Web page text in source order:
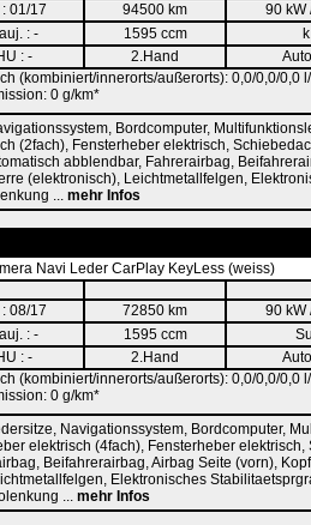
: 01/17 94500 km 90 kW
: -
1595 ccm
: - 2.Hand
(kombiniert/innerorts/außerorts): 0,0/0,0/0,0
0 g/km*
Bordcomputer,
(2fach), Fensterheber elektrisch,
abblendbar, Fahrerairbag,
(elektronisch), Leichtmetallfelgen,
... mehr Infos
Navi Leder CarPlay KeyLess (weiss)
: 08/17 72850 km 90 kW
: -
1595 ccm
: - 2.Hand
(kombiniert/innerorts/außerorts): 0,0/0,0/0,0
0 g/km*
Navigationssystem, Bordcomputer,
elektrisch (4fach), Fensterheber
Beifahrerairbag, Airbag Seite (vorn),
Elektronisches
... mehr Infos